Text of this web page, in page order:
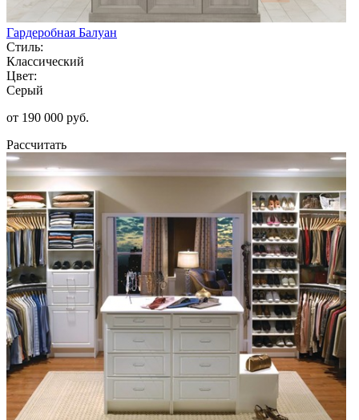
Гардеробная Балуан
Стиль:
Классический
Цвет:
Серый
от 190 000 руб.
Рассчитать